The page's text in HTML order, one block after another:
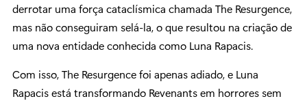
derrotar uma força cataclísmica chamada The Resurgence,
mas não conseguiram selá-la, o que resultou na criação de
uma nova entidade conhecida como Luna Rapacis.
Com isso, The Resurgence foi apenas adiado, e Luna
Rapacis está transformando Revenants em horrores sem